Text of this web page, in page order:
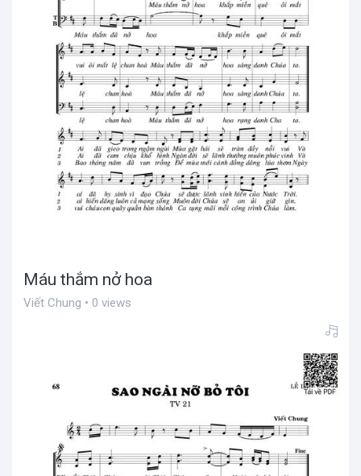
Máu thắm nở hoa
Viết Chung • 0 views